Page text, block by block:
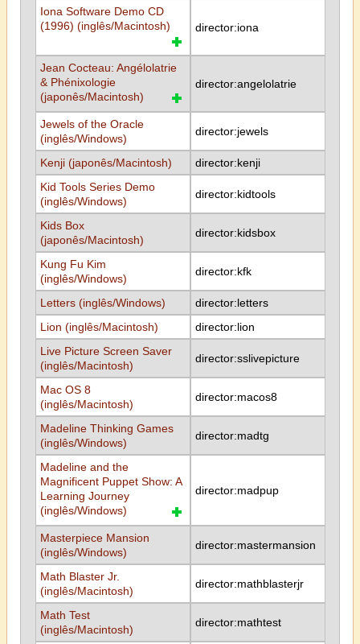
Iona Software Demo CD
(1996) (inglês/Macintosh)
director:iona
Jean Cocteau: Angélolatrie
& Phénixologie
(japonês/Macintosh)
director:angelolatrie
Jewels of the Oracle
(inglês/Windows)
director:jewels
Kenji (japonês/Macintosh)
director:kenji
Kid Tools Series Demo
(inglês/Windows)
director:kidtools
Kids Box
(japonês/Macintosh)
director:kidsbox
Kung Fu Kim
(inglês/Windows)
director:kfk
Letters (inglês/Windows)
director:letters
Lion (inglês/Macintosh)
director:lion
Live Picture Screen Saver
(inglês/Macintosh)
director:sslivepicture
Mac OS 8
(inglês/Macintosh)
director:macos8
Madeline Thinking Games
(inglês/Windows)
director:madtg
Madeline and the
Magnificent Puppet Show: A
Learning Journey
(inglês/Windows)
director:madpup
Masterpiece Mansion
(inglês/Windows)
director:mastermansion
Math Blaster Jr.
(inglês/Macintosh)
director:mathblasterjr
Math Test
(inglês/Macintosh)
director:mathtest